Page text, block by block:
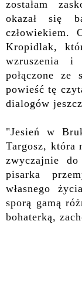
zostałam
okazał się
człowiekiem.
Kropidlak,
wzruszenia i
połączone ze
powieść tę
dialogów
"Jesień w
Targosz, która
zwyczajnie
pisarka
własnego
sporą gamą
bohaterką,